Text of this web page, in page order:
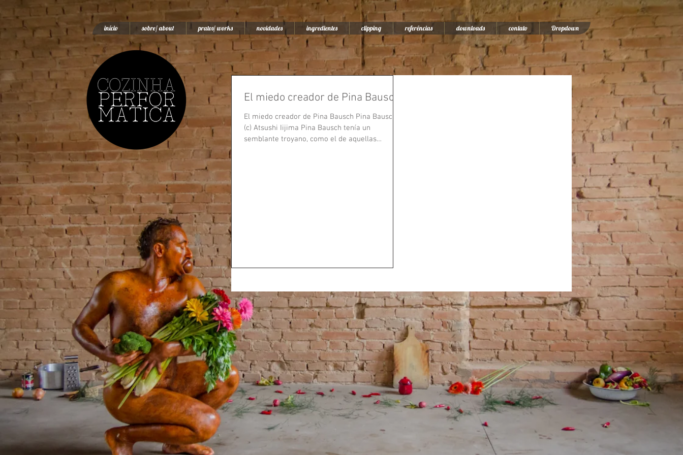
início sobre/ about pratos/ works novidades ingredientes clipping referências downloads contato Dropdown
El miedo creador de Pina Bausch
El miedo creador de Pina Bausch Pina Bausch
(c) Atsushi Iijima Pina Bausch tenía un
semblante troyano, como el de aquellas